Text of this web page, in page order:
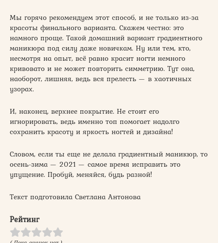
Мы горячо рекомендуем этот способ, и не только из-за
красоты финального варианта. Скажем честно: это
намного проще. Такой домашний вариант градиентного
маникюра под силу даже новичкам. Ну или тем, кто,
несмотря на опыт, всё равно красит ногти немного
кривовато и не может повторить симметрию. Тут она,
наоборот, лишняя, ведь вся прелесть — в хаотичных
узорах.
И, наконец, верхнее покрытие. Не стоит его
игнорировать, ведь именно топ помогает надолго
сохранить красоту и яркость ногтей и дизайна!
Словом, если ты еще не делала градиентный маникюр, то
осень-зима — 2021 — самое время исправить это
упущение. Пробуй, меняйся, будь разной!
Текст подготовила Светлана Антонова
Рейтинг